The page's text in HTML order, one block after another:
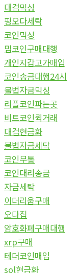
대검믹싱
핑오다세탁
코인믹싱
밈코인구매대행
개인지갑고가매입
코인송금대행24시
불법자금믹싱
리플코인파는곳
비트코인퀵거래
대검현금화
불법자금세탁
코인무통
코인대리송금
자금세탁
이더리움구매
오다집
암호화폐구매대행
xrp구매
테더코인매입
sol현금화